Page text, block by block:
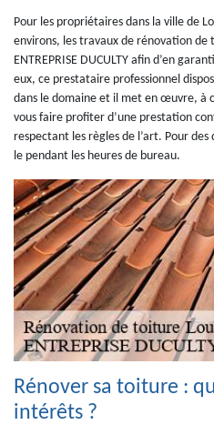
Pour les propriétaires dans la ville de
environs, les travaux de rénovation
ENTREPRISE DUCULTY afin d’en
eux, ce prestataire professionnel
dans le domaine et il met en œuvre, à
vous faire profiter d’une prestation
respectant les règles de l’art. Pour
le pendant les heures de bureau.
Rénover sa toiture :
intérêts ?